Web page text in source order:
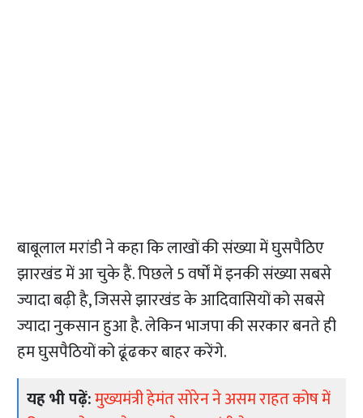
बाबूलाल मरांडी ने कहा कि लाखों की संख्या में घुसपैठिए
झारखंड में आ चुके हैं. पिछले 5 वर्षों में इनकी संख्या सबसे
ज्यादा बढ़ी है, जिससे झारखंड के आदिवासियों को सबसे
ज्यादा नुकसान हुआ है. लेकिन भाजपा की सरकार बनते ही
हम घुसपैठियों को ढूंढकर बाहर करेंगे.
यह भी पढ़ें:मुख्यमंत्री हेमंत सोरेन ने असम राहत कोष में